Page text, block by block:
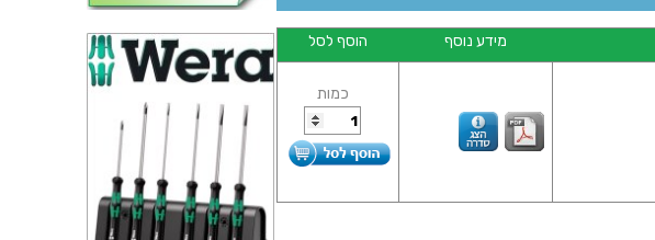
מידע נוסף הוסף לסל
כמות